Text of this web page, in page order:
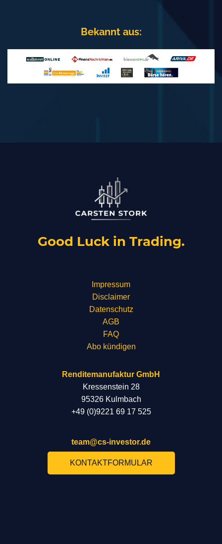
Bekannt aus:
Good Luck in Trading.
Impressum
Disclaimer
Datenschutz
AGB
FAQ
Abo kündigen
Renditemanufaktur GmbH
Kressenstein 28
95326 Kulmbach
+49 (0)9221 69 17 525
team@cs-investor.de
KONTAKTFORMULAR